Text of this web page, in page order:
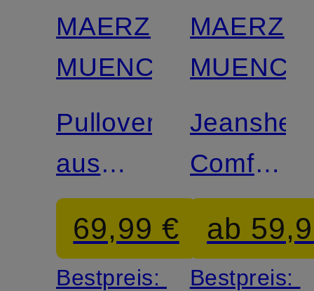
MAERZ
MUENCHEN
Pullover
aus
Merinowolle
69,99 €
Bestpreis:
MAERZ
Comfort
Fit
ab
Bestpreis: